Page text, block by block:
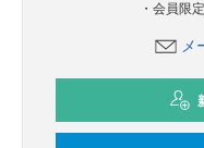
・会員限
メ